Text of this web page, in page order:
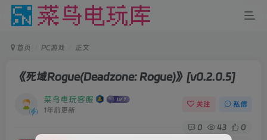
首页 PC游戏 正文
《死域Rogue(Deadzone: Rogue)》 [v0.2.0.5]
菜鸟电玩客服
1年前更新
关注 私信
0 43 0